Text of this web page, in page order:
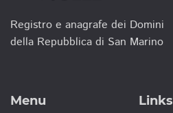
Registro e anagrafe dei Domini
della Repubblica di San Marino
Menu Links